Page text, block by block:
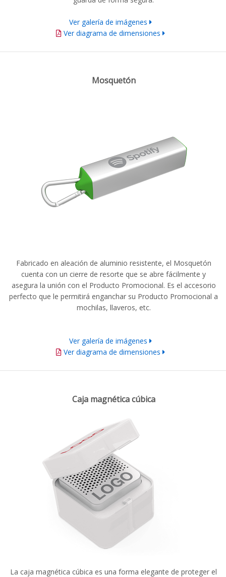
Ver galería de imágenes
Ver diagrama de dimensiones
Mosquetón
Fabricado en aleación de aluminio resistente, el Mosquetón
cuenta con un cierre de resorte que se abre fácilmente y
asegura la unión con el Producto Promocional. Es el accesorio
perfecto que le permitirá enganchar su Producto Promocional a
mochilas, llaveros, etc.
Ver galería de imágenes
Ver diagrama de dimensiones
Caja magnética cúbica
La caja magnética cúbica es una forma elegante de proteger el